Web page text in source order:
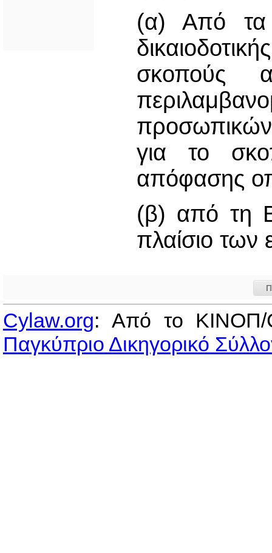
(α) Από τα
σκοπούς
προσωπικών
για το
απόφασης
(β) από τη
πλαίσιο των
Cylaw.org: Από το
Παγκύπριο Δικηγορικό